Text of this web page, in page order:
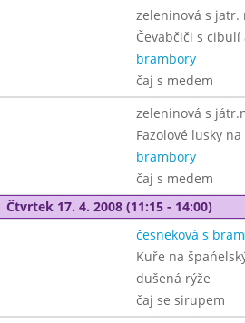
zeleninová s jatr.
Čevabčiči s cibulí
brambory
čaj s medem
zeleninová s
Fazolové lusky
brambory
čaj s medem
Čtvrtek 17. 4. 2008 (11:15 - 14:00)
česneková s
Kuře na
dušená rýže
čaj se sirupem